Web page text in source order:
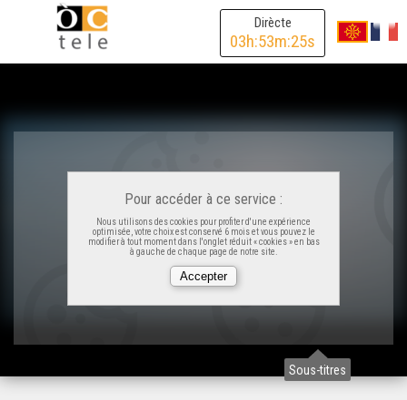
Dirècte
03h:53m:25s
Sous-titres
Pour accéder à ce service :
Nous utilisons des cookies pour profiter d'une expérience
optimisée, votre choix est conservé 6 mois et vous pouvez le
modifier à tout moment dans l'onglet réduit « cookies » en bas
à gauche de chaque page de notre site.